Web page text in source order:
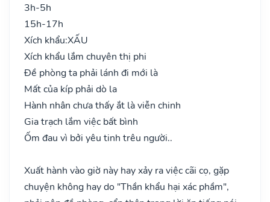
3h-5h
15h-17h
Xích khẩu:XẤU
Xích khẩu lắm chuyên thị phi
Đề phòng ta phải lánh đi mới là
Mất của kíp phải dò la
Hành nhân chưa thấy ắt là viễn chinh
Gia trạch lắm việc bất bình
Ốm đau vì bởi yêu tinh trêu người..
Xuất hành vào giờ này hay xảy ra việc cãi cọ, gặp
chuyện không hay do "Thần khẩu hại xác phầm",